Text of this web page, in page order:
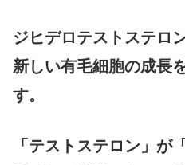
ジヒデロテストステロ
新しい有毛細胞の成長
す。
「テストステロン」が